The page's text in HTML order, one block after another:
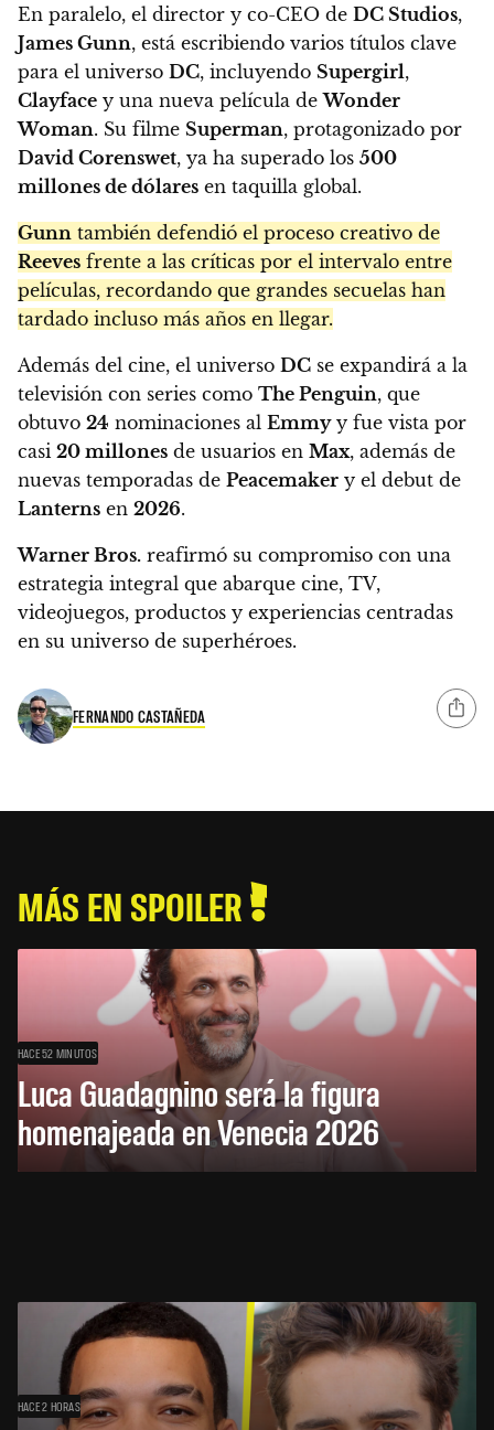
En paralelo, el director y co-CEO de DC Studios,
James Gunn, está escribiendo varios títulos clave
para el universo DC, incluyendo Supergirl,
Clayface y una nueva película deWonder
Woman. Su filme Superman, protagonizado por
David Corenswet, ya ha superado los 500
millones de dólares en taquilla global.
Gunn también defendió el proceso creativo de
Reeves frente a las críticas por el intervalo entre
películas, recordando que grandes secuelas han
tardado incluso más años en llegar.
Además del cine, el universo DC se expandirá a la
televisión con series como The Penguin, que
obtuvo 24 nominaciones al Emmyy fue vista por
casi 20 millones de usuarios en Max, además de
nuevas temporadas de Peacemaker y el debut de
Lanterns en 2026.
Warner Bros. reafirmó su compromiso con una
estrategia integral que abarque cine, TV,
videojuegos, productos y experiencias centradas
en su universo de superhéroes.
FERNANDO CASTAÑEDA
MÁS EN SPOILER
HACE 52 MINUTOS
Luca Guadagnino será la figura
homenajeada en Venecia 2026
HACE 2 HORAS